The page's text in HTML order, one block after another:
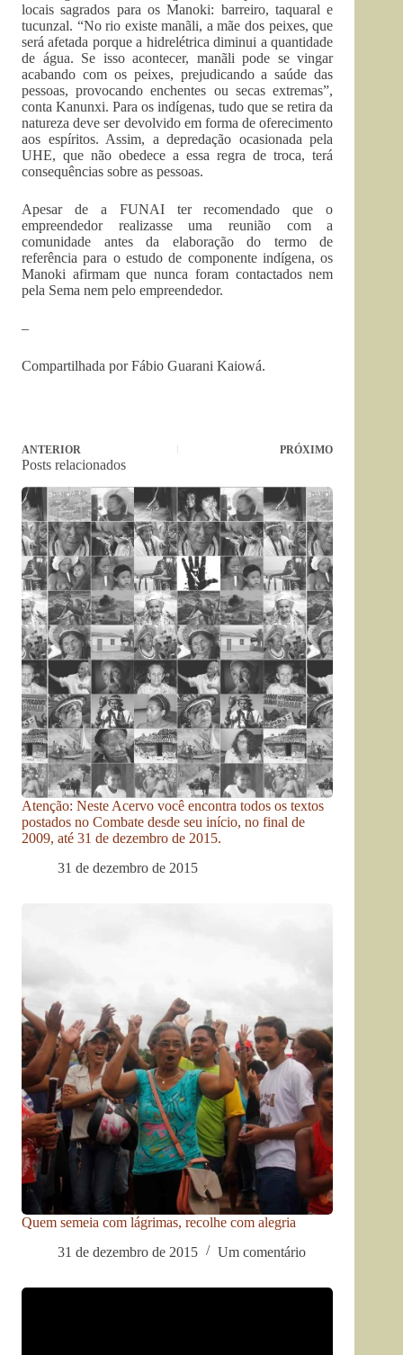
locais sagrados para os Manoki: barreiro, taquaral e
tucunzal. “No rio existe manãli, a mãe dos peixes, que
será afetada porque a hidrelétrica diminui a quantidade
de água. Se isso acontecer, manãli pode se vingar
acabando com os peixes, prejudicando a saúde das
pessoas, provocando enchentes ou secas extremas”,
conta Kanunxi. Para os indígenas, tudo que se retira da
natureza deve ser devolvido em forma de oferecimento
aos espíritos. Assim, a depredação ocasionada pela
UHE, que não obedece a essa regra de troca, terá
consequências sobre as pessoas.
Apesar de a FUNAI ter recomendado que o
empreendedor realizasse uma reunião com a
comunidade antes da elaboração do termo de
referência para o estudo de componente indígena, os
Manoki afirmam que nunca foram contactados nem
pela Sema nem pelo empreendedor.
–
Compartilhada por Fábio Guarani Kaiowá.
ANTERIOR PRÓXIMO
Posts relacionados
Atenção: Neste Acervo você encontra todos os textos
postados no Combate desde seu início, no final de
2009, até 31 de dezembro de 2015.
31 de dezembro de 2015
Quem semeia com lágrimas, recolhe com alegria
31 de dezembro de 2015
Um comentário